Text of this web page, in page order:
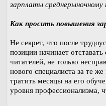
зарплаты
Как просить повышения
Не секрет, что после
позиции начинает
читателей, не только
нового специалиста за те
тратить месяцы на его
уровня профессионализма,